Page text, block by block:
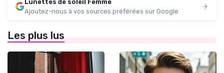
Lunettes de soleil Femme
Ajoutez-nous à vos sources préférées sur Google
Les plus lus